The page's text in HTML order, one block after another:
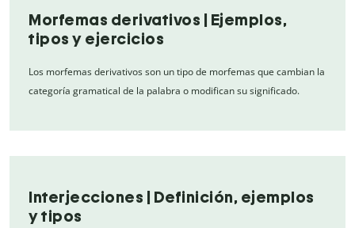
Morfemas derivativos | Ejemplos,
tipos y ejercicios
Los morfemas derivativos son un tipo de morfemas que cambian la
categoría gramatical de la palabra o modifican su significado.
Interjecciones | Definición, ejemplos
y tipos